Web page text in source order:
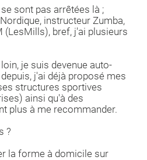
sont pas arrêtées là ;
instructeur Zumba,
(LesMills), bref, j'ai plusieurs
je suis devenue auto-
j'ai déjà proposé mes
structures sportives
ainsi qu'à des
plus à me recommander.
?
la forme à domicile sur